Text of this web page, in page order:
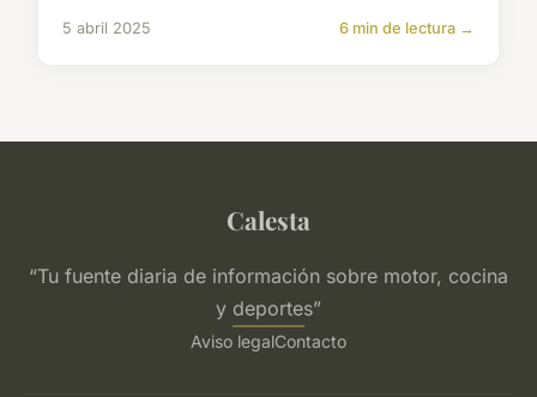
5 abril 2025 6 min de lectura →
Calesta
“Tu fuente diaria de información sobre motor, cocina
y deportes”
Aviso legalContacto